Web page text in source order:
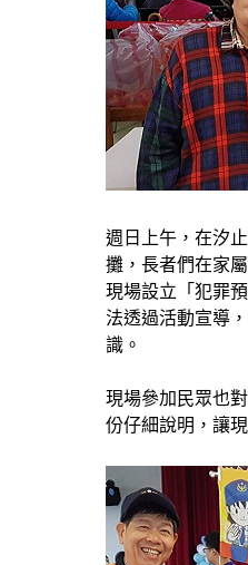
週日上午，在汐
攤，長者們在家
現場設立「犯罪
法透過活動宣導
識。
現場參加民眾也
份仔細說明，讓